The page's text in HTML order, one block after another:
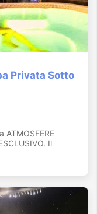
Privata Sotto
Il